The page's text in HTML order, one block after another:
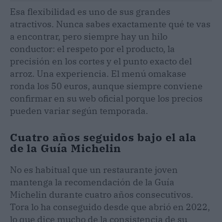
Esa flexibilidad es uno de sus grandes
atractivos. Nunca sabes exactamente qué te vas
a encontrar, pero siempre hay un hilo
conductor: el respeto por el producto, la
precisión en los cortes y el punto exacto del
arroz. Una experiencia. El menú omakase
ronda los 50 euros, aunque siempre conviene
confirmar en su web oficial porque los precios
pueden variar según temporada.
Cuatro años seguidos bajo el ala
de la Guía Michelin
No es habitual que un restaurante joven
mantenga la recomendación de la Guía
Michelin durante cuatro años consecutivos.
Tora lo ha conseguido desde que abrió en 2022,
lo que dice mucho de la consistencia de su